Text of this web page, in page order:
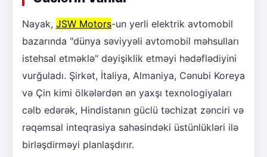
Nayak, JSW Motors-un yerli elektrik avtomobil
bazarında "dünya səviyyəli avtomobil məhsulları
istehsal etməklə" dəyişiklik etməyi hədəflədiyini
vurğuladı. Şirkət, İtaliya, Almaniya, Cənubi Koreya
və Çin kimi ölkələrdən ən yaxşı texnologiyaları
cəlb edərək, Hindistanın güclü təchizat zənciri və
rəqəmsal inteqrasiya sahəsindəki üstünlükləri ilə
birləşdirməyi planlaşdırır.